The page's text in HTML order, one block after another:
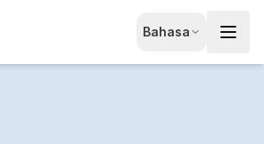
Bahasa
EN